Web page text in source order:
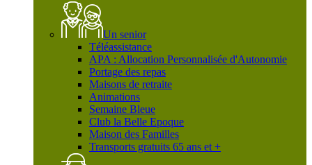
Un senior
Téléassistance
APA : Allocation Personnalisée d'Autonomie
Portage des repas
Maisons de retraite
Animations
Semaine Bleue
Club la Belle Epoque
Maison des Familles
Transports gratuits 65 ans et +